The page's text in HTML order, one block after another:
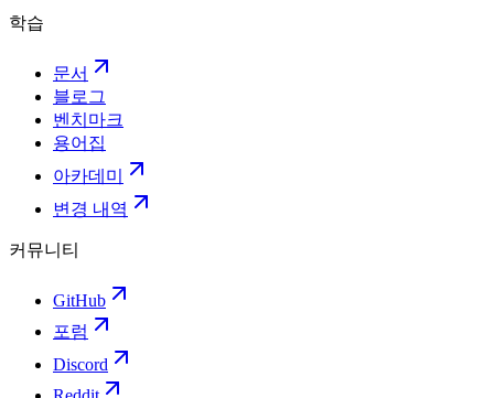
학습
문서
블로그
벤치마크
용어집
아카데미
변경 내역
커뮤니티
GitHub
포럼
Discord